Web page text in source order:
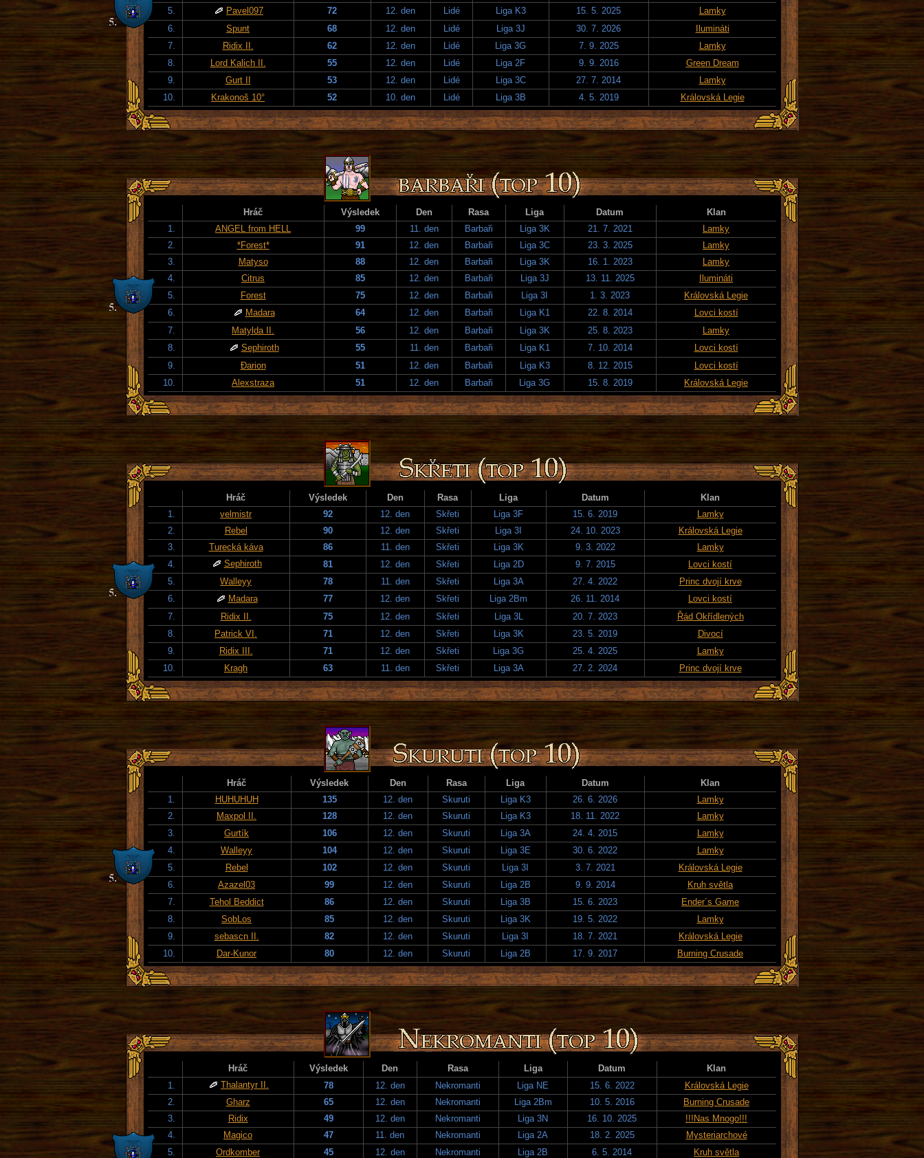
5.
Pavel097 72 12. den Lidé Liga K3 15. 5. 2025
Lamky
6.
Spunt 68 12. den Lidé Liga 3J 30. 7. 2026
Ilumináti
7.
Ridix II. 62 12. den Lidé Liga 3G 7. 9. 2025
Lamky
8.
Lord Kalich II. 55 12. den Lidé Liga 2F 9. 9. 2016
Green Dream
9.
Gurt II 53 12. den Lidé Liga 3C 27. 7. 2014
Lamky
10.
Krakonoš 10° 52 10. den Lidé Liga 3B 4. 5. 2019 Královská Legie
Hráč Výsledek Den Rasa Liga Datum
Klan
1.
ANGEL from HELL 99 11. den Barbaři Liga 3K 21. 7. 2021
Lamky
2.
*Forest* 91 12. den Barbaři Liga 3C 23. 3. 2025
Lamky
3.
Matyso 88 12. den Barbaři Liga 3K 16. 1. 2023
Lamky
4.
Citrus 85 12. den Barbaři Liga 3J 13. 11. 2025
Ilumináti
5.
Forest 75 12. den Barbaři Liga 3I 1. 3. 2023
Královská Legie
6.
Madara 64 12. den Barbaři Liga K1 22. 8. 2014
Lovci kostí
7.
Matylda II. 56 12. den Barbaři Liga 3K 25. 8. 2023
Lamky
8.
Sephiroth 55 11. den Barbaři Liga K1 7. 10. 2014
Lovci kostí
9.
Đarion 51 12. den Barbaři Liga K3 8. 12. 2015
Lovci kostí
10.
Alexstraza 51 12. den Barbaři Liga 3G 15. 8. 2019 Královská Legie
Hráč Výsledek Den Rasa Liga Datum
Klan
1.
velmistr 92 12. den Skřeti Liga 3F 15. 6. 2019
Lamky
2.
Rebel 90 12. den Skřeti Liga 3I 24. 10. 2023
Královská Legie
3.
Turecká káva 86 11. den Skřeti Liga 3K 9. 3. 2022
Lamky
4.
Sephiroth 81 12. den Skřeti Liga 2D 9. 7. 2015
Lovci kostí
5.
Walleyy 78 11. den Skřeti Liga 3A 27. 4. 2022
Princ dvojí krve
6.
Madara 77 12. den Skřeti Liga 2Bm 26. 11. 2014
Lovci kostí
7.
Ridix II. 75 12. den Skřeti Liga 3L 20. 7. 2023
Řád Okřídlených
8.
Patrick VI. 71 12. den Skřeti Liga 3K 23. 5. 2019
Divocí
9.
Ridix III. 71 12. den Skřeti Liga 3G 25. 4. 2025
Lamky
10.
Kragh 63 11. den Skřeti Liga 3A 27. 2. 2024 Princ dvojí krve
Hráč Výsledek Den Rasa Liga Datum
Klan
1.
HUHUHUH 135 12. den Skuruti Liga K3 26. 6. 2026
Lamky
2.
Maxpol II. 128 12. den Skuruti Liga K3 18. 11. 2022
Lamky
3.
Gurtík 106 12. den Skuruti Liga 3A 24. 4. 2015
Lamky
4.
Walleyy 104 12. den Skuruti Liga 3E 30. 6. 2022
Lamky
5.
Rebel 102 12. den Skuruti Liga 3I 3. 7. 2021
Královská Legie
6.
Azazel03 99 12. den Skuruti Liga 2B 9. 9. 2014
Kruh světla
7.
Tehol Beddict 86 12. den Skuruti Liga 3B 15. 6. 2023
Ender´s Game
8.
SobLos 85 12. den Skuruti Liga 3K 19. 5. 2022
Lamky
9.
sebascn II. 82 12. den Skuruti Liga 3I 18. 7. 2021
Královská Legie
10.
Dar-Kunor 80 12. den Skuruti Liga 2B 17. 9. 2017 Burning Crusade
Hráč Výsledek Den Rasa Liga Datum
Klan
1.
Thalantyr II. 78 12. den Nekromanti Liga NE 15. 6. 2022
Královská Legie
2.
Gharz 65 12. den Nekromanti Liga 2Bm 10. 5. 2016
Burning Crusade
3.
Ridix 49 12. den Nekromanti Liga 3N 16. 10. 2025
!!!Nas Mnogo!!!
4.
Magico 47 11. den Nekromanti Liga 2A 18. 2. 2025
Mysteriarchové
5.
Ordkomber 45 12. den Nekromanti Liga 2B 6. 5. 2014
Kruh světla